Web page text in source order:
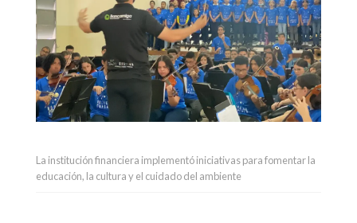
La institución financiera implementó iniciativas para fomentar la
educación, la cultura y el cuidado del ambiente